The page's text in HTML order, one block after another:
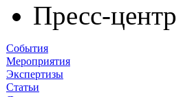
Пресс-центр
События
Мероприятия
Экспертизы
Статьи